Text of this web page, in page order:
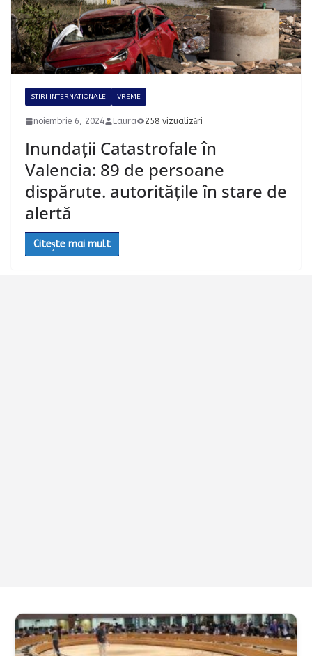
STIRI INTERNATIONALE VREME
noiembrie 6, 2024 Laura 258 vizualizări
Inundații Catastrofale în
Valencia: 89 de persoane
dispărute. autoritățile în stare de
alertă
Citește mai mult